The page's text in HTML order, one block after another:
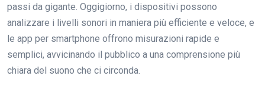
passi da gigante. Oggigiorno, i dispositivi possono
analizzare i livelli sonori in maniera più efficiente e veloce, e
le app per smartphone offrono misurazioni rapide e
semplici, avvicinando il pubblico a una comprensione più
chiara del suono che ci circonda.